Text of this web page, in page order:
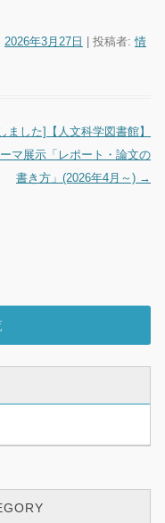
2026年3月27日 投稿者:情
ました]【人文科学図書館】
マ展示「レポート・論文の
書き方」(2026年4月～) →